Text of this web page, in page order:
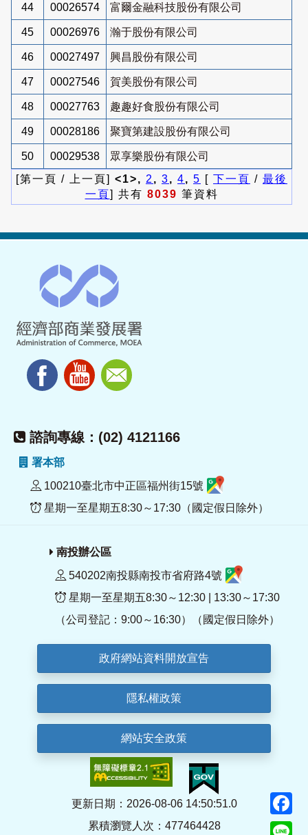
44 00026574 富爾金融科技股份有限公司
45 00026976 瀚于股份有限公司
46 00027497 興昌股份有限公司
47 00027546 賀美股份有限公司
48 00027763 趣趣好食股份有限公司
49 00028186 聚寶第建設股份有限公司
50 00029538
眾享樂股份有限公司
[第一頁 / 上一頁] <1>, 2 , 3, 4, 5 [ 下一頁 / 最後
一頁] 共有 8039 筆資料
諮詢專線：(02) 4121166
署本部
100210臺北市中正區福州街15號
星期一至星期五8:30～17:30（國定假日除外）
南投辦公區
540202南投縣南投市省府路4號
星期一至星期五8:30～12:30 | 13:30～17:30
（公司登記：9:00～16:30）（國定假日除外）
政府網站資料開放宣告
隱私權政策
網站安全政策
更新日期：2026-08-06 14:50:51.0
累積瀏覽人次：477464428